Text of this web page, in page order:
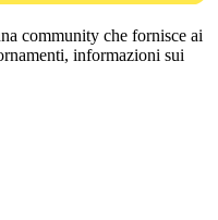
community che fornisce ai
informazioni sui